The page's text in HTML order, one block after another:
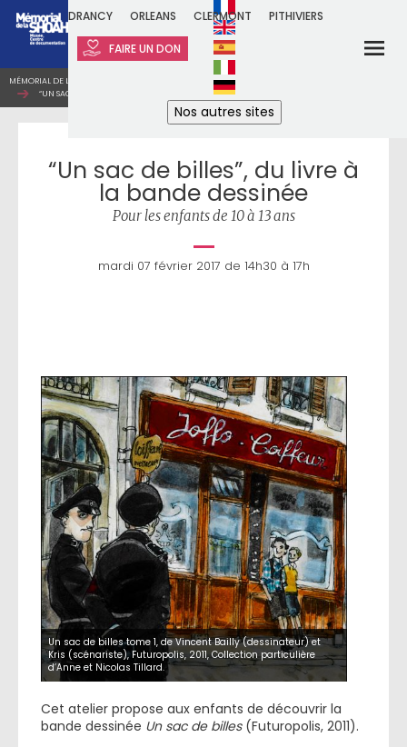
FAIRE UN DON
Nos autres sites
DRANCY ORLEANS CLERMONT PITHIVIERS
MÉMORIAL DE LA SHOAH
ATELIERS POUR ENFANTS
“UN SAC DE BILLES”, DU LIVRE À LA BANDE DESSINÉE
“Un sac de billes”, du livre à
la bande dessinée
Pour les enfants de 10 à 13 ans
mardi 07 février 2017 de 14h30 à 17h
Un sac de billes tome 1, de Vincent Bailly (dessinateur) et
Kris (scénariste), Futuropolis, 2011, Collection particulière
d’Anne et Nicolas Tillard.
Cet atelier propose aux enfants de découvrir la
bande dessinée Un sac de billes(Futuropolis, 2011).